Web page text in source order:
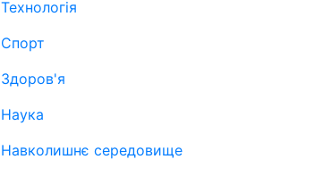
Технологія
Спорт
Здоров'я
Наука
Навколишнє середовище